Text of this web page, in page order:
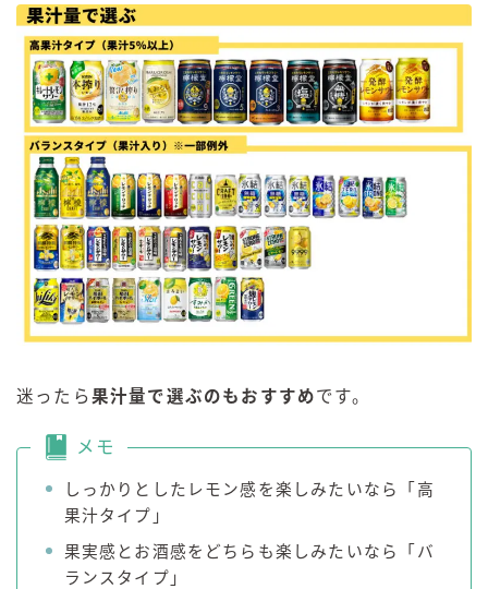
迷ったら果汁量で選ぶのもおすすめです。
メモ
しっかりとしたレモン感を楽しみたいなら「高
果汁タイプ」
果実感とお酒感をどちらも楽しみたいなら「バ
ランスタイプ」